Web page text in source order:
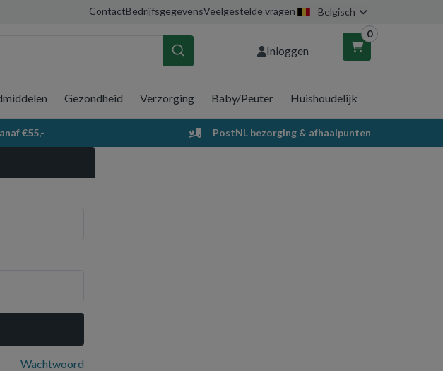
ContactBedrijfsgegevensVeelgestelde vragen Belgisch
Inloggen
0
Winkelwagen
Gezondheid Verzorging Baby/Peuter Huishoudelijk
€55,- PostNL bezorging & afhaalpunten
Wachtwoord